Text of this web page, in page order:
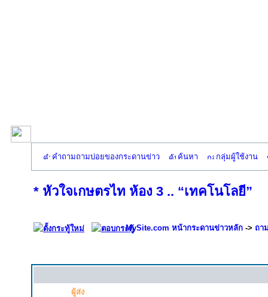
คำถามถามบ่อยของกระดานข่าว ค้นหา กลุ่มผู้ใช้งาน
* หัวใจเกษตรไท ห้อง 3 .. “เทคโนโลยี”
MySite.com หน้ากระดานข่าวหลัก -> ถา
ผู้ส่ง